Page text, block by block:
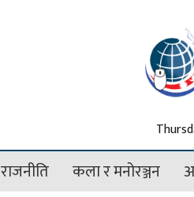
राजनीति कला र मनोरञ्जन